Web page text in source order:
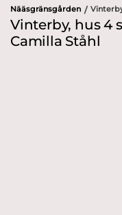
Nääsgränsgården /
Vinterby, hus 4
Camilla Ståhl